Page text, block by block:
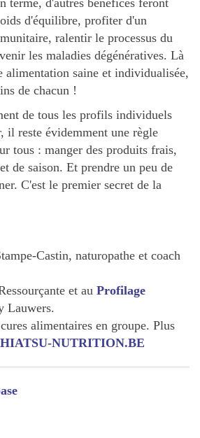
terme, d'autres bénéfices feront
d'équilibre, profiter d'un
ralentir le processus du
les maladies dégénératives. Là
alimentation saine et individualisée,
de chacun !
de tous les profils individuels
il reste évidemment une règle
tous : manger des produits frais,
de saison. Et prendre un peu de
C'est le premier secret de la
Castin, naturopathe et coach
et au Profilage
Lauwers.
alimentaires en groupe. Plus
NUTRITION.BE